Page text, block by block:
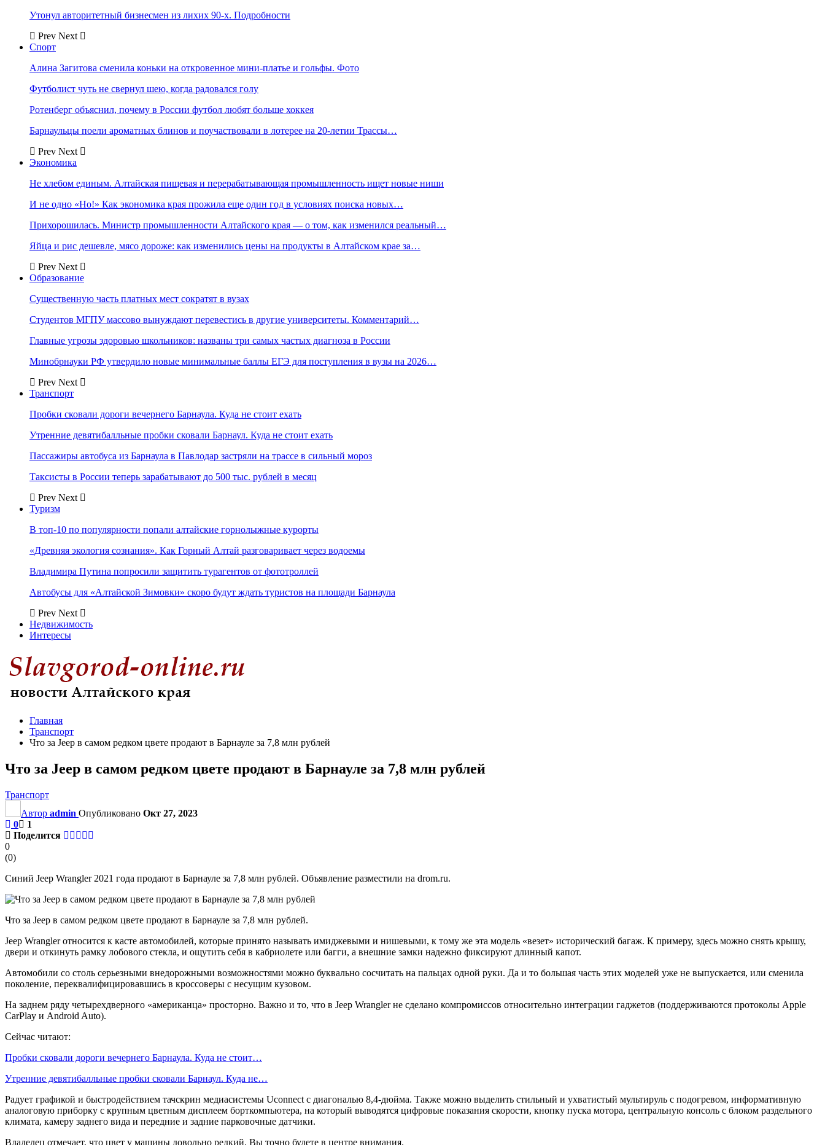
Утонул авторитетный бизнесмен из лихих 90-х. Подробности
Prev Next
Спорт
Алина Загитова сменила коньки на откровенное мини-платье и гольфы. Фото
Футболист чуть не свернул шею, когда радовался голу
Ротенберг объяснил, почему в России футбол любят больше хоккея
Барнаульцы поели ароматных блинов и поучаствовали в лотерее на 20-летии Трассы…
Prev Next
Экономика
Не хлебом единым. Алтайская пищевая и перерабатывающая промышленность ищет новые ниши
И не одно «Но!» Как экономика края прожила еще один год в условиях поиска новых…
Прихорошилась. Министр промышленности Алтайского края — о том, как изменился реальный…
Яйца и рис дешевле, мясо дороже: как изменились цены на продукты в Алтайском крае за…
Prev Next
Образование
Существенную часть платных мест сократят в вузах
Студентов МГПУ массово вынуждают перевестись в другие университеты. Комментарий…
Главные угрозы здоровью школьников: названы три самых частых диагноза в России
Минобрнауки РФ утвердило новые минимальные баллы ЕГЭ для поступления в вузы на 2026…
Prev Next
Транспорт
Пробки сковали дороги вечернего Барнаула. Куда не стоит ехать
Утренние девятибалльные пробки сковали Барнаул. Куда не стоит ехать
Пассажиры автобуса из Барнаула в Павлодар застряли на трассе в сильный мороз
Таксисты в России теперь зарабатывают до 500 тыс. рублей в месяц
Prev Next
Туризм
В топ-10 по популярности попали алтайские горнолыжные курорты
«Древняя экология сознания». Как Горный Алтай разговаривает через водоемы
Владимира Путина попросили защитить турагентов от фототроллей
Автобусы для «Алтайской Зимовки» скоро будут ждать туристов на площади Барнаула
Prev Next
Недвижимость
Интересы
Главная
Транспорт
Что за Jeep в самом редком цвете продают в Барнауле за 7,8 млн рублей
Что за Jeep в самом редком цвете продают в Барнауле за 7,8 млн рублей
Транспорт
Автор admin Опубликовано Окт 27, 2023
0
1
Поделится
0
(0)
Синий Jeep Wrangler 2021 года продают в Барнауле за 7,8 млн рублей. Объявление разместили на drom.ru.
Что за Jeep в самом редком цвете продают в Барнауле за 7,8 млн рублей.
Jeep Wrangler относится к касте автомобилей, которые принято называть имиджевыми и нишевыми, к тому же эта модель «везет» исторический багаж. К примеру, здесь можно снять крышу,
двери и откинуть рамку лобового стекла, и ощутить себя в кабриолете или багги, а внешние замки надежно фиксируют длинный капот.
Автомобили со столь серьезными внедорожными возможностями можно буквально сосчитать на пальцах одной руки. Да и то большая часть этих моделей уже не выпускается, или сменила
поколение, переквалифицировавшись в кроссоверы с несущим кузовом.
На заднем ряду четырехдверного «американца» просторно. Важно и то, что в Jeep Wrangler не сделано компромиссов относительно интеграции гаджетов (поддерживаются протоколы Apple
CarPlay и Android Auto).
Сейчас читают:
Пробки сковали дороги вечернего Барнаула. Куда не стоит…
Утренние девятибалльные пробки сковали Барнаул. Куда не…
Радует графикой и быстродействием тачскрин медиасистемы Uconnect с диагональю 8,4-дюйма. Также можно выделить стильный и ухватистый мультируль с подогревом, информативную
аналоговую приборку с крупным цветным дисплеем борткомпьютера, на который выводятся цифровые показания скорости, кнопку пуска мотора, центральную консоль с блоком раздельного
климата, камеру заднего вида и передние и задние парковочные датчики.
Владелец отмечает, что цвет у машины довольно редкий. Вы точно будете в центре внимания.